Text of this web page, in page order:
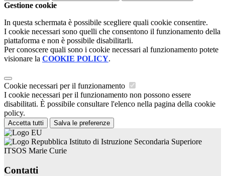
Gestione cookie
In questa schermata è possibile scegliere quali cookie consentire.
I cookie necessari sono quelli che consentono il funzionamento della
piattaforma e non è possibile disabilitarli.
Per conoscere quali sono i cookie necessari al funzionamento potete
visionare la COOKIE POLICY.
Cookie necessari per il funzionamento
I cookie necessari per il funzionamento non possono essere
disabilitati. È possibile consultare l'elenco nella pagina della cookie
policy.
Accetta tutti Salva le preferenze
Istituto di Istruzione Secondaria Superiore
ITSOS Marie Curie
Contatti